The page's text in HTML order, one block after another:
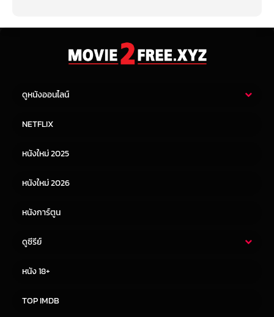
ดูหนังออนไลน์
หนังจีน
NETFLIX
หนังใหม่ 2025
หนังใหม่ 2026
หนังการ์ตูน
ดูซีรีย์
หนัง 18+
TOP IMDB